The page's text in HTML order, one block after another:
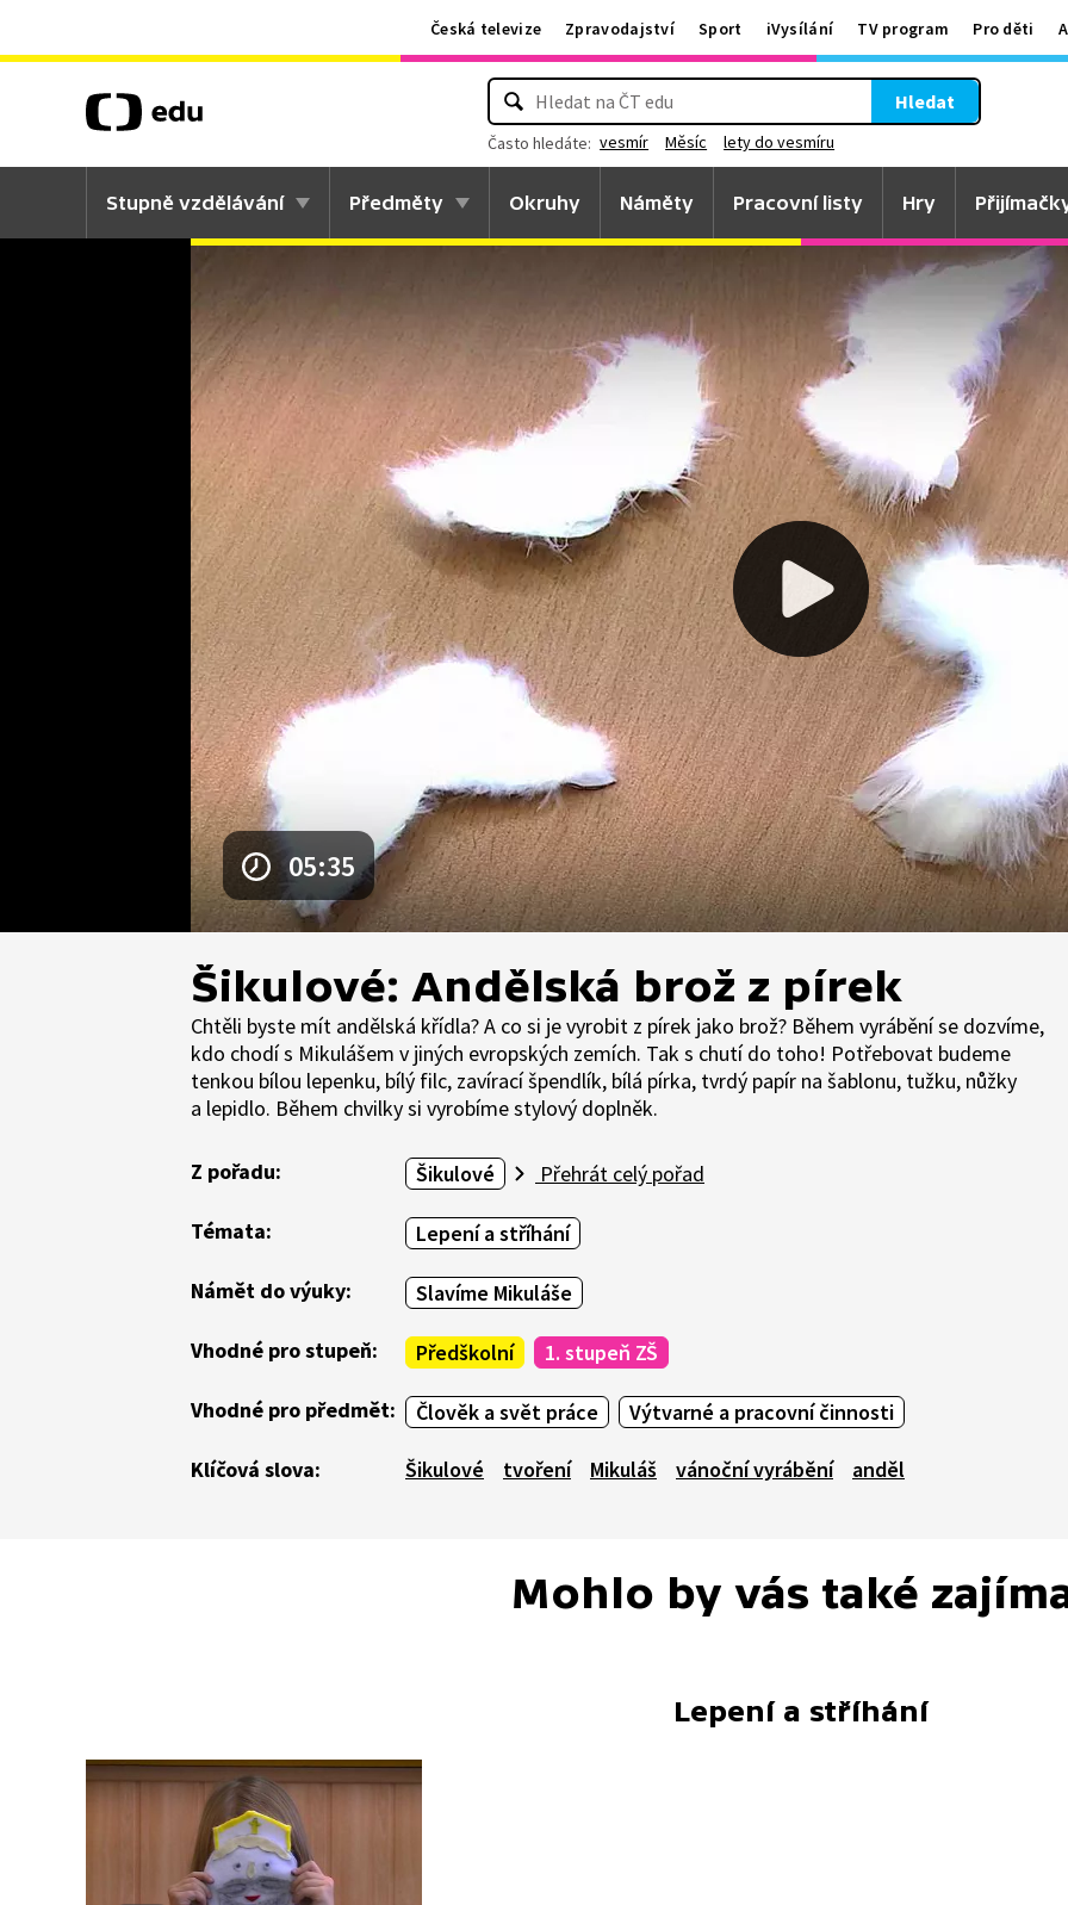
Česká televize Zpravodajství Sport iVysílání TV program Pro děti
Hledat
Často hledáte: vesmír Měsíc lety do vesmíru
Stupně vzdělávání Předměty Okruhy Náměty Pracovní listy Hry
05:35
Šikulové: Andělská brož z pírek
Chtěli byste mít andělská křídla? A co si je vyrobit z pírek jako brož? Během vyrábění se dozvíme,
kdo chodí s Mikulášem v jiných evropských zemích. Tak s chutí do toho! Potřebovat budeme
tenkou bílou lepenku, bílý filc, zavírací špendlík, bílá pírka, tvrdý papír na šablonu, tužku, nůžky
a lepidlo. Během chvilky si vyrobíme stylový doplněk.
Z pořadu: Šikulové Přehrát celý pořad
Témata: Lepení a stříhání
Námět do výuky: Slavíme Mikuláše
Vhodné pro stupeň: Předškolní 1. stupeň ZŠ
Vhodné pro předmět: Člověk a svět práce Výtvarné a pracovní činnosti
Klíčová slova: Šikulové tvoření Mikuláš vánoční vyrábění anděl
Mohlo by vás také
Lepení a stříhání